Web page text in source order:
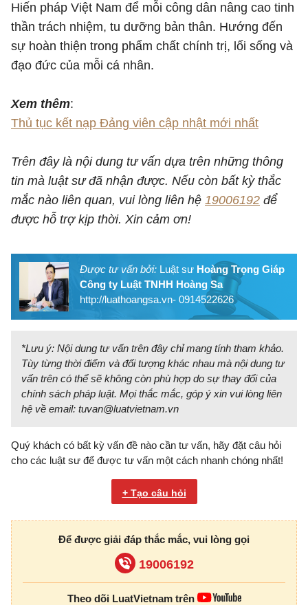
Hiến pháp Việt Nam để mỗi công dân nâng cao tinh
thần trách nhiệm, tu dưỡng bản thân. Hướng đến
sự hoàn thiện trong phẩm chất chính trị, lối sống và
đạo đức của mỗi cá nhân.
Xem thêm:
Thủ tục kết nạp Đảng viên cập nhật mới nhất
Trên đây là nội dung tư vấn dựa trên những thông
tin mà luật sư đã nhận được. Nếu còn bất kỳ thắc
mắc nào liên quan, vui lòng liên hệ 19006192 để
được hỗ trợ kịp thời. Xin cảm ơn!
Được tư vấn bởi: Luật sư Hoàng Trọng Giáp
Công ty Luật TNHH Hoàng Sa
http://luathoangsa.vn- 0914522626
*Lưu ý: Nội dung tư vấn trên đây chỉ mang tính tham khảo.
Tùy từng thời điểm và đối tượng khác nhau mà nội dung tư
vấn trên có thể sẽ không còn phù hợp do sự thay đổi của
chính sách pháp luật. Mọi thắc mắc, góp ý xin vui lòng liên
hệ về email: tuvan@luatvietnam.vn
Quý khách có bất kỳ vấn đề nào cần tư vấn, hãy đặt câu hỏi
cho các luật sư để được tư vấn một cách nhanh chóng nhất!
+ Tạo câu hỏi
Để được giải đáp thắc mắc, vui lòng gọi
19006192
Theo dõi LuatVietnam trên